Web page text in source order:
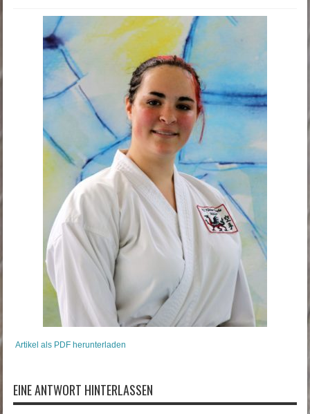
Artikel als PDF herunterladen
EINE ANTWORT HINTERLASSEN